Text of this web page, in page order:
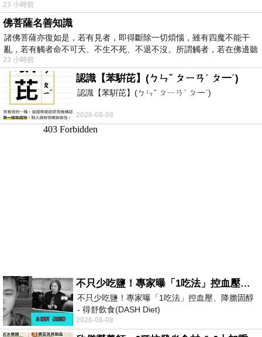
23 小時前
佛菩薩名善知識
諸佛菩薩亦復如是，若有見者，即得斷除一切煩惱，雖有四魔不能干
亂，若有觸者命不可夭、不生不死、不退不沒。所謂觸者，若在佛邊聽
受
23 小時前
認識【苯騈芘】(ㄅㄣˇ ㄆㄧㄢˊ ㄆ一ˊ)
認識【苯騈芘】(ㄅㄣˇ ㄆㄧㄢˊ ㄆ一ˊ)
2026-08-08
不只少吃鹽！專家曝「1吃法」控血壓、降膽固醇 - 得舒飲食(DASH Diet)
不只少吃鹽！專家曝「1吃法」控血壓、降膽固醇
- 得舒飲食(DASH Diet)
https://www.facebook.com/dietitiansophia/
posts/157966
2026-08-08